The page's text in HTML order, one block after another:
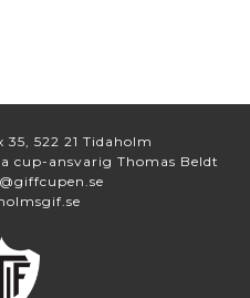
35, 522 21 Tidaholm
cup-ansvarig Thomas Beldt